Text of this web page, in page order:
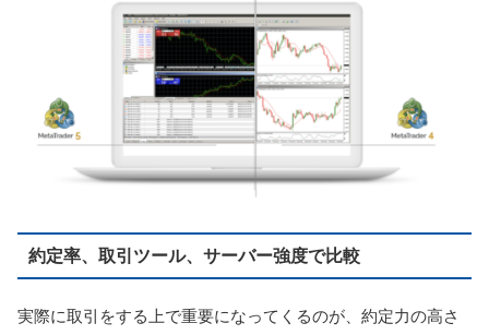
約定率、取引ツール、サーバー強度で比較
実際に取引をする上で重要になってくるのが、約定力の高さ